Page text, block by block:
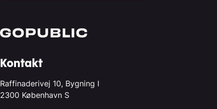
Kontakt
Raffinaderivej 10, Bygning I
2300 København S